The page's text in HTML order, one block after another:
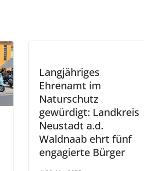
Langjähriges
Ehrenamt im
Naturschutz
gewürdigt: Landkreis
Neustadt a.d.
Waldnaab ehrt fünf
engagierte Bürger